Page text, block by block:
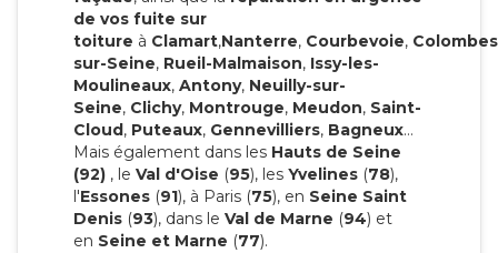
de vos fuite sur
toiture à Clamart,Nanterre, Courbevoie, Colombes
sur-Seine, Rueil-Malmaison, Issy-les-
Moulineaux, Antony, Neuilly-sur-
Seine, Clichy, Montrouge, Meudon, Saint-
Cloud, Puteaux, Gennevilliers, Bagneux…
Mais également dans les Hauts de Seine
(92) , le Val d'Oise (95), les Yvelines (78),
l'Essones (91), à Paris (75), en Seine Saint
Denis (93), dans le Val de Marne (94) et
en Seine et Marne (77).